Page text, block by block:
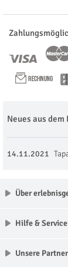
Neues aus
14.11.2021
Über
Hilfe & Service
Unsere Partner